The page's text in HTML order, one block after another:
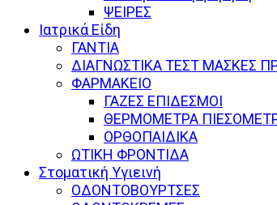
ΨΕΙΡΕΣ
Ιατρικά Είδη
ΓΑΝΤΙΑ
ΔΙΑΓΝΩΣΤΙΚΑ ΤΕΣΤ ΜΑΣΚΕΣ
ΦΑΡΜΑΚΕΙΟ
ΓΑΖΕΣ ΕΠΙΔΕΣΜΟΙ
ΘΕΡΜΟΜΕΤΡΑ
ΟΡΘΟΠΑΙΔΙΚΑ
ΩΤΙΚΗ ΦΡΟΝΤΙΔΑ
Στοματική Υγιεινή
ΟΔΟΝΤΟΒΟΥΡΤΣΕΣ